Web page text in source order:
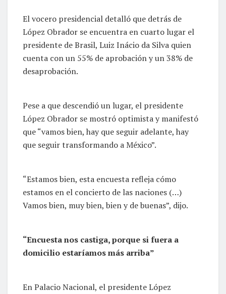
El vocero presidencial detalló que detrás de
López Obrador se encuentra en cuarto lugar el
presidente de Brasil, Luiz Inácio da Silva quien
cuenta con un 55% de aprobación y un 38% de
desaprobación.
Pese a que descendió un lugar, el presidente
López Obrador se mostró optimista y manifestó
que “vamos bien, hay que seguir adelante, hay
que seguir transformando a México”.
“Estamos bien, esta encuesta refleja cómo
estamos en el concierto de las naciones (…)
Vamos bien, muy bien, bien y de buenas”, dijo.
“Encuesta nos castiga, porque si fuera a
domicilio estaríamos más arriba”
En Palacio Nacional, el presidente López